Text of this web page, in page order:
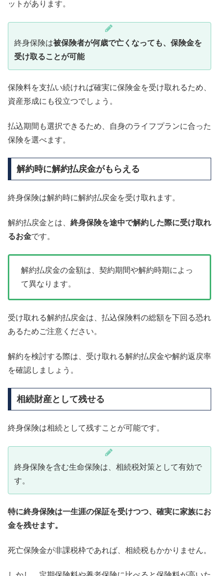
ットがあります。
終身保険は被保険者が何歳で亡くなっても、保険金を
受け取ることが可能
保険料を支払い続ければ確実に保険金を受け取れるため、
資産形成にも役立つでしょう。
払込期間も選択できるため、自身のライフプランに合った
保険を選べます。
解約時に解約払戻金がもらえる
終身保険は解約時に解約払戻金を受け取れます。
解約払戻金とは、 終身保険を途中で解約した際に受け取れ
るお金です。
解約払戻金の金額は、契約期間や解約時期によっ
て異なります。
受け取れる解約払戻金は、払込保険料の総額を下回る恐れ
あるためご注意ください。
解約を検討する際は、受け取れる解約払戻金や解約返戻率
を確認しましょう。
相続財産として残せる
終身保険は相続として残すことが可能です。
終身保険を含む生命保険は、相続税対策として有効で
す。
特に終身保険は一生涯の保証を受けつつ、確実に家族にお
金を残せます。
死亡保険金が非課税枠であれば、相続税もかかりません。